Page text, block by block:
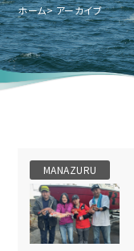
ホーム アーカイブ
MANAZURU